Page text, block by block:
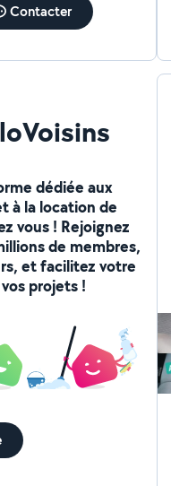
Contacter
dédiée aux
à la location de
vous ! Rejoignez
de membres,
et facilitez votre
projets !